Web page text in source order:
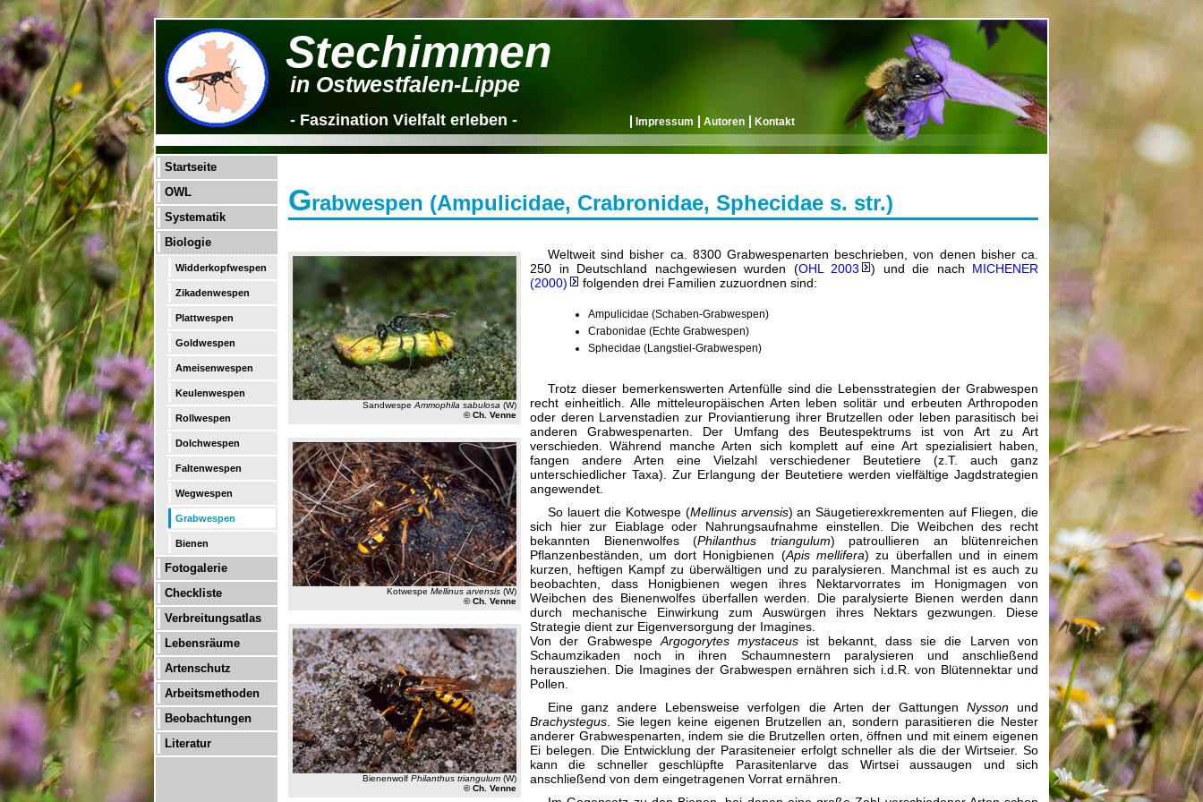
Stechimmen
in Ostwestfalen-Lippe
- Faszination Vielfalt erleben - Impressum Autoren Kontakt
Startseite
OWL
Systematik
Biologie
Widderkopfwespen
Zikadenwespen
Plattwespen
Goldwespen
Ameisenwespen
Keulenwespen
Rollwespen
Dolchwespen
Faltenwespen
Wegwespen
Grabwespen
Bienen
Fotogalerie
Checkliste
Verbreitungsatlas
Lebensräume
Artenschutz
Arbeitsmethoden
Beobachtungen
Literatur
Grabwespen (Ampulicidae, Crabronidae, Sphecidae s. str.)
Sandwespe Ammophila sabulosa (W)
© Ch. Venne
Kotwespe Mellinus arvensis (W)
© Ch. Venne
Bienenwolf Philanthus triangulum (W)
© Ch. Venne
Weltweit sind bisher ca. 8300 Grabwespenarten beschrieben, von denen bisher ca.
250 in Deutschland nachgewiesen wurden (OHL 2003 ) und die nach MICHENER
(2000)
folgenden drei Familien zuzuordnen sind:
Ampulicidae (Schaben-Grabwespen)
Crabonidae (Echte Grabwespen)
Sphecidae (Langstiel-Grabwespen)
Trotz dieser bemerkenswerten Artenfülle sind die Lebensstrategien der Grabwespen
recht einheitlich. Alle mitteleuropäischen Arten leben solitär und erbeuten Arthropoden
oder deren Larvenstadien zur Proviantierung ihrer Brutzellen oder leben parasitisch bei
anderen Grabwespenarten. Der Umfang des Beutespektrums ist von Art zu Art
verschieden. Während manche Arten sich komplett auf eine Art spezialisiert haben,
fangen andere Arten eine Vielzahl verschiedener Beutetiere (z.T. auch ganz
unterschiedlicher Taxa). Zur Erlangung der Beutetiere werden vielfältige Jagdstrategien
angewendet.
So lauert die Kotwespe (Mellinus arvensis) an Säugetierexkrementen auf Fliegen, die
sich hier zur Eiablage oder Nahrungsaufnahme einstellen. Die Weibchen des recht
bekannten Bienenwolfes (Philanthus triangulum) patroullieren an blütenreichen
Pflanzenbeständen, um dort Honigbienen (Apis mellifera) zu überfallen und in einem
kurzen, heftigen Kampf zu überwältigen und zu paralysieren. Manchmal ist es auch zu
beobachten, dass Honigbienen wegen ihres Nektarvorrates im Honigmagen von
Weibchen des Bienenwolfes überfallen werden. Die paralysierte Bienen werden dann
durch mechanische Einwirkung zum Auswürgen ihres Nektars gezwungen. Diese
Strategie dient zur Eigenversorgung der Imagines.
Von der Grabwespe Argogorytes mystaceus ist bekannt, dass sie die Larven von
Schaumzikaden noch in ihren Schaumnestern paralysieren und anschließend
herausziehen. Die Imagines der Grabwespen ernähren sich i.d.R. von Blütennektar und
Pollen.
Eine ganz andere Lebensweise verfolgen die Arten der Gattungen Nyssonund
Brachystegus . Sie legen keine eigenen Brutzellen an, sondern parasitieren die Nester
anderer Grabwespenarten, indem sie die Brutzellen orten, öffnen und mit einem eigenen
Ei belegen. Die Entwicklung der Parasiteneier erfolgt schneller als die der Wirtseier. So
kann die schneller geschlüpfte Parasitenlarve das Wirtsei aussaugen und sich
anschließend von dem eingetragenen Vorrat ernähren.